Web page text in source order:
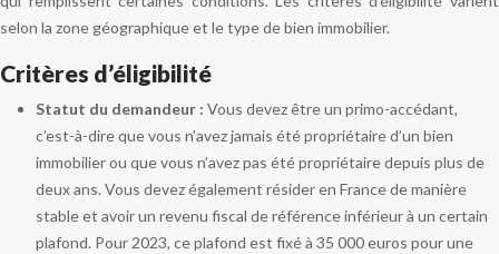
selon la zone géographique et le type de bien immobilier.
Critères d’éligibilité
Statut du demandeur : Vous devez être un primo-accédant,
c’est-à-dire que vous n’avez jamais été propriétaire d’un bien
immobilier ou que vous n’avez pas été propriétaire depuis plus de
deux ans. Vous devez également résider en France de manière
stable et avoir un revenu fiscal de référence inférieur à un certain
plafond. Pour 2023, ce plafond est fixé à 35 000 euros pour une